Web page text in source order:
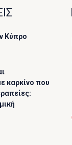
Κύπρο
καρκίνο που